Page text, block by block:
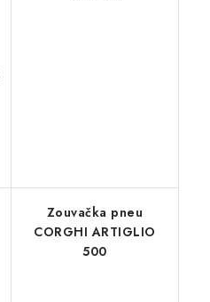
Zouvačka pneu
CORGHI ARTIGLIO
500